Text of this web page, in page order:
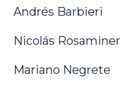
Andrés Barbieri
Nicolás Rosaminer
Mariano Negrete